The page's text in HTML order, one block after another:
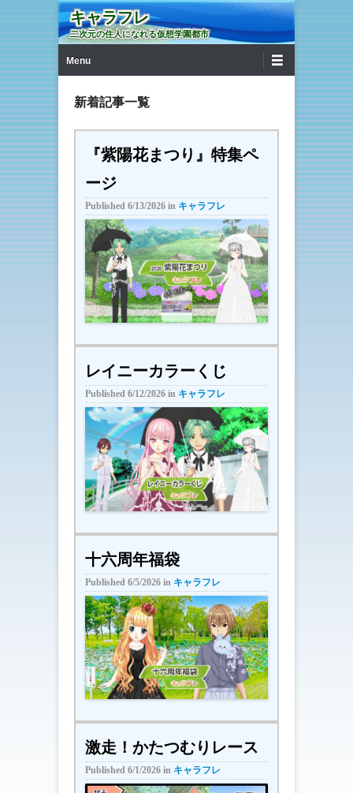
キャラフレ
二次元の住人になれる仮想学園都市
Menu
新着記事一覧
『紫陽花まつり』特集ペ
ージ
Published 6/13/2026 in キャラフレ
レイニーカラーくじ
Published 6/12/2026 in キャラフレ
十六周年福袋
Published 6/5/2026 in キャラフレ
激走！かたつむりレース
Published 6/1/2026 in キャラフレ